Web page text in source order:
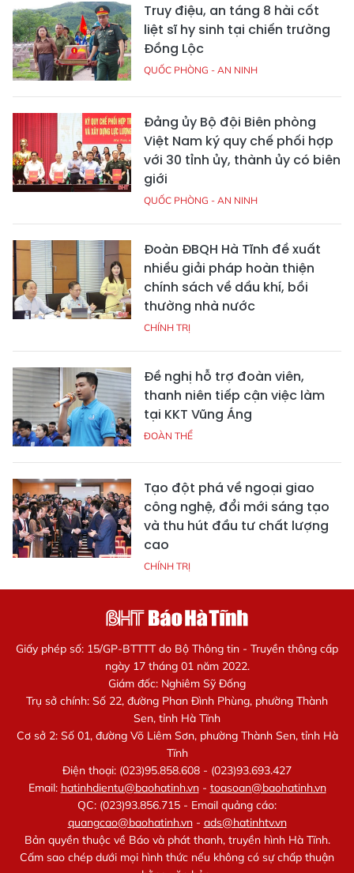
Truy điệu, an táng 8 hài cốt
liệt sĩ hy sinh tại chiến trường
Đồng Lộc
QUỐC PHÒNG - AN NINH
Đảng ủy Bộ đội Biên phòng
Việt Nam ký quy chế phối hợp
với 30 tỉnh ủy, thành ủy có biên
giới
QUỐC PHÒNG - AN NINH
Đoàn ĐBQH Hà Tĩnh đề xuất
nhiều giải pháp hoàn thiện
chính sách về dầu khí, bồi
thường nhà nước
CHÍNH TRỊ
Đề nghị hỗ trợ đoàn viên,
thanh niên tiếp cận việc làm
tại KKT Vũng Áng
ĐOÀN THỂ
Tạo đột phá về ngoại giao
công nghệ, đổi mới sáng tạo
và thu hút đầu tư chất lượng
cao
CHÍNH TRỊ
Giấy phép số: 15/GP-BTTTT do Bộ Thông tin - Truyền thông cấp
ngày 17 tháng 01 năm 2022.
Giám đốc: Nghiêm Sỹ Đống
Trụ sở chính: Số 22, đường Phan Đình Phùng, phường Thành
Sen, tỉnh Hà Tĩnh
Cơ sở 2: Số 01, đường Võ Liêm Sơn, phường Thành Sen, tỉnh Hà
Tĩnh
Điện thoại: (023)95.858.608 - (023)93.693.427
Email: hatinhdientu@baohatinh.vn- toasoan@baohatinh.vn
QC: (023)93.856.715 - Email quảng cáo:
quangcao@baohatinh.vn- ads@hatinhtv.vn
Bản quyền thuộc về Báo và phát thanh, truyền hình Hà Tĩnh.
Cấm sao chép dưới mọi hình thức nếu không có sự chấp thuận